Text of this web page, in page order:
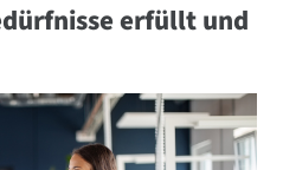
erfüllt und